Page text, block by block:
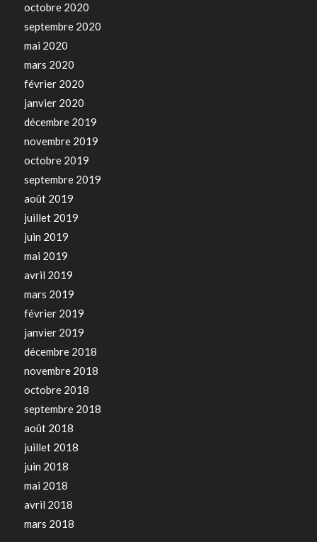
octobre 2020
septembre 2020
mai 2020
mars 2020
février 2020
janvier 2020
décembre 2019
novembre 2019
octobre 2019
septembre 2019
août 2019
juillet 2019
juin 2019
mai 2019
avril 2019
mars 2019
février 2019
janvier 2019
décembre 2018
novembre 2018
octobre 2018
septembre 2018
août 2018
juillet 2018
juin 2018
mai 2018
avril 2018
mars 2018